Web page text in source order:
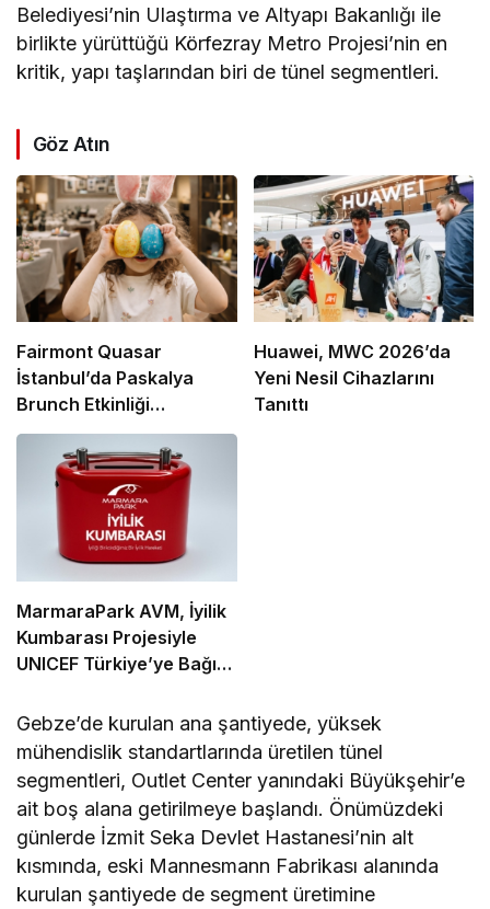
Belediyesi’nin Ulaştırma ve Altyapı Bakanlığı ile
birlikte yürüttüğü Körfezray Metro Projesi’nin en
kritik, yapı taşlarından biri de tünel segmentleri.
Göz Atın
Fairmont Quasar
İstanbul’da Paskalya
Brunch Etkinliği
Düzenlenecek
Huawei, MWC 2026’da
Yeni Nesil Cihazlarını
Tanıttı
MarmaraPark AVM, İyilik
Kumbarası Projesiyle
UNICEF Türkiye’ye Bağış
Gebze’de kurulan ana şantiyede, yüksek
mühendislik standartlarında üretilen tünel
segmentleri, Outlet Center yanındaki Büyükşehir’e
ait boş alana getirilmeye başlandı. Önümüzdeki
günlerde İzmit Seka Devlet Hastanesi’nin alt
kısmında, eski Mannesmann Fabrikası alanında
kurulan şantiyede de segment üretimine